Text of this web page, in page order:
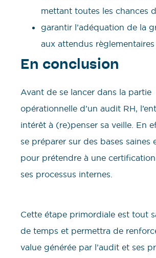
mettant toutes les chances
garantir l’adéquation de la
aux attendus règlementaires
En conclusion
Avant de se lancer dans la partie
opérationnelle d’un audit RH,
intérêt à (re)penser sa veille. En
se préparer sur des bases saines
pour prétendre à une
ses processus internes.
Cette étape primordiale est tout
de temps et permettra de
value générée par l’audit et ses